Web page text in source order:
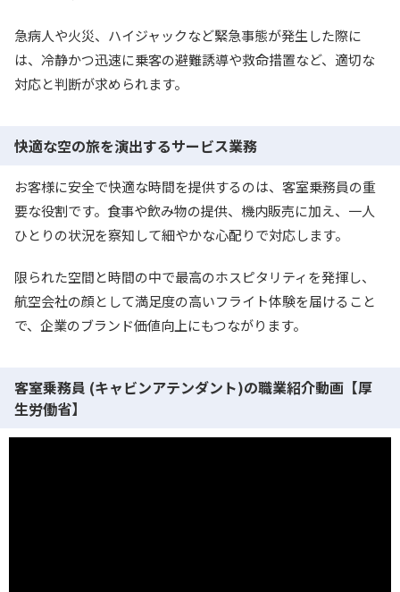
急病人や火災、ハイジャックなど緊急事態が発生した際に
は、冷静かつ迅速に乗客の避難誘導や救命措置など、適切な
対応と判断が求められます。
快適な空の旅を演出するサービス業務
お客様に安全で快適な時間を提供するのは、客室乗務員の重
要な役割です。食事や飲み物の提供、機内販売に加え、一人
ひとりの状況を察知して細やかな心配りで対応します。
限られた空間と時間の中で最高のホスピタリティを発揮し、
航空会社の顔として満足度の高いフライト体験を届けること
で、企業のブランド価値向上にもつながります。
客室乗務員 (キャビンアテンダント)の職業紹介動画【厚
生労働省】